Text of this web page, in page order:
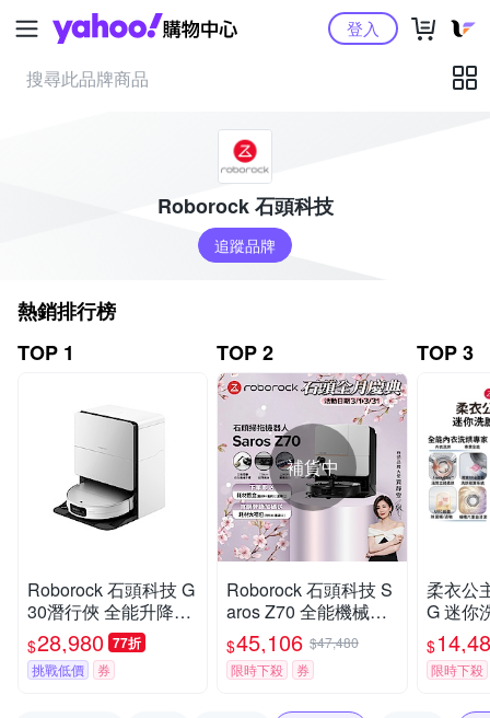
Yahoo購物中心登入
Roborock 石頭科技
追蹤品牌
熱銷排行榜
TOP 1
Roborock 石頭科技 G
30潛行俠 全能升降極
淨王者 (智慧升降全域
LDS/超薄7.98/聲波恆
濕拖地/22000Pa)
$28,980 77折
挑戰低價 券
TOP 2
補貨中
Roborock 石頭科技 S
aros Z70 全能機械手
臂旗艦掃拖王者(機械
手臂/零纏繞/22000P
a/7.98超薄/80度熱洗)
$45,106 $47,480
限時下殺
券
TOP 3
柔衣公
G 迷你
洗衣
漬洗/立
證/
$
限時下殺